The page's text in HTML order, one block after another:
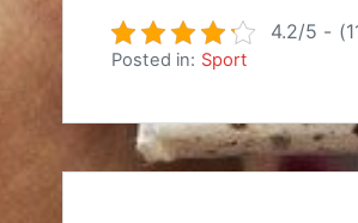
4.2/5 -
Posted in: Sport